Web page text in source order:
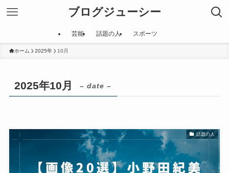
ブログジューシー
芸能 話題の人 スポーツ
ホーム 2025年 10月
2025年10月 – date –
話題の人